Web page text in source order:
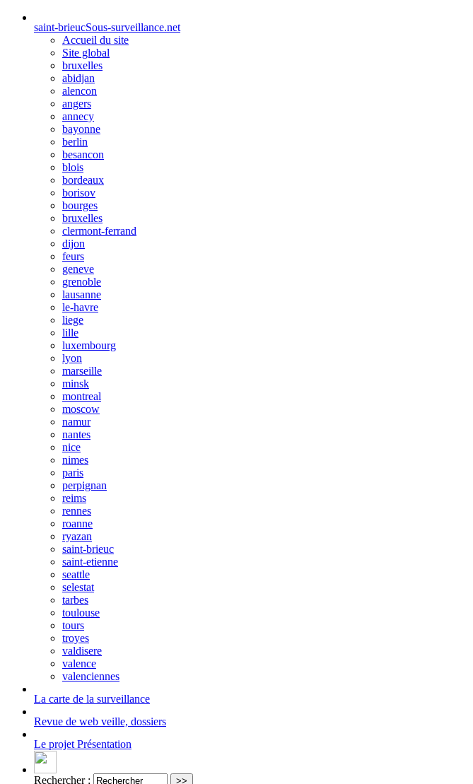
saint-brieucSous-surveillance.net
Accueil du site
Site global
bruxelles
abidjan
alencon
angers
annecy
bayonne
berlin
besancon
blois
bordeaux
borisov
bourges
bruxelles
clermont-ferrand
dijon
feurs
geneve
grenoble
lausanne
le-havre
liege
lille
luxembourg
lyon
marseille
minsk
montreal
moscow
namur
nantes
nice
nimes
paris
perpignan
reims
rennes
roanne
ryazan
saint-brieuc
saint-etienne
seattle
selestat
tarbes
toulouse
tours
troyes
valdisere
valence
valenciennes
La carte de la surveillance
Revue de web veille, dossiers
Le projet Présentation
Rechercher :